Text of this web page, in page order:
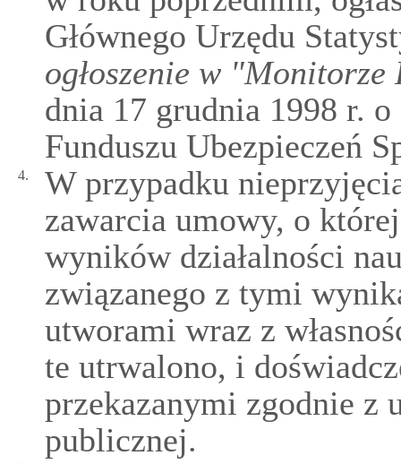
Głównego Urzędu
ogłoszenie w "Monitorze
dnia 17 grudnia 1998 r.
Funduszu Ubezpieczeń
4.
W przypadku
zawarcia umowy, o
wyników działalności
związanego z tymi
utworami wraz z
te utrwalono, i
przekazanymi zgodnie z
publicznej.